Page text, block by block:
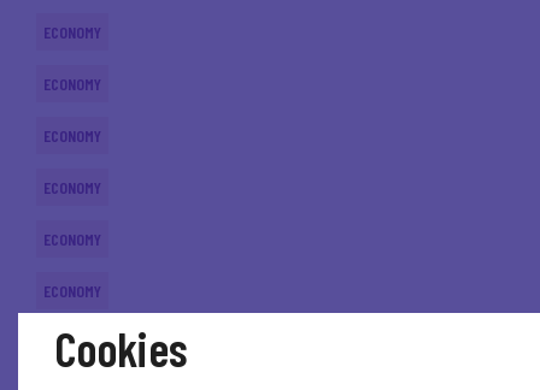
ECONOMY
ECONOMY
ECONOMY
ECONOMY
ECONOMY
ECONOMY
ECONOMY
Cookies